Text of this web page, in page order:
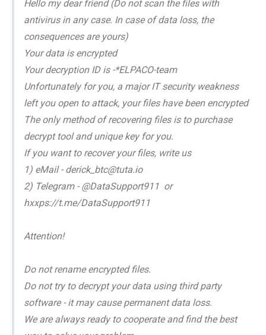
Hello my dear friend (Do not scan the files with
antivirus in any case. In case of data loss, the
consequences are yours)
Your data is encrypted
Your decryption ID is -*ELPACO-team
Unfortunately for you, a major IT security weakness
left you open to attack, your files have been encrypted
The only method of recovering files is to purchase
decrypt tool and unique key for you.
If you want to recover your files, write us
1) eMail - derick_btc@tuta.io
2) Telegram - @DataSupport911 or
hxxps://t.me/DataSupport911
Attention!
Do not rename encrypted files.
Do not try to decrypt your data using third party
software - it may cause permanent data loss.
We are always ready to cooperate and find the best